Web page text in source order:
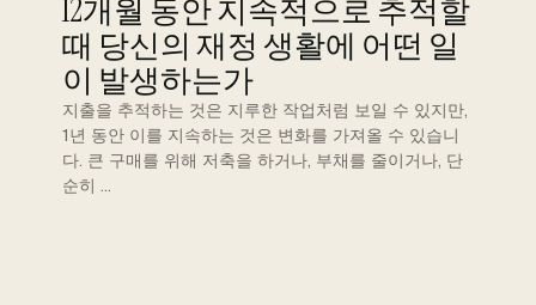
12개월 동안 지속적으로 추적할
때 당신의 재정 생활에 어떤 일
이 발생하는가
지출을 추적하는 것은 지루한 작업처럼 보일 수 있지만,
1년 동안 이를 지속하는 것은 변화를 가져올 수 있습니
다. 큰 구매를 위해 저축을 하거나, 부채를 줄이거나, 단
순히 …